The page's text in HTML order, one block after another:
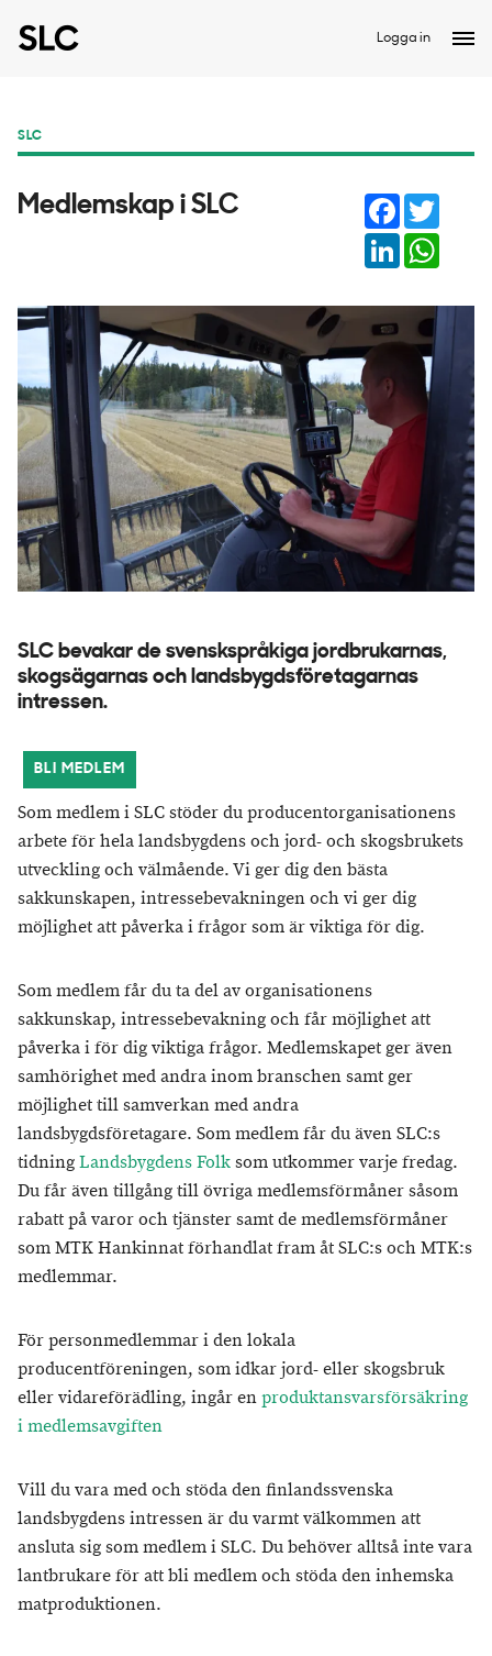
Logga in
SLC
Medlemskap i SLC Facebook
LinkedIn
SLC bevakar de svenskspråkiga jordbrukarnas,
skogsägarnas och landsbygdsföretagarnas
intressen.
BLI MEDLEM
Som medlem i SLC stöder du producentorganisationens
arbete för hela landsbygdens och jord- och skogsbrukets
utveckling och välmående. Vi ger dig den bästa
sakkunskapen, intressebevakningen och vi ger dig
möjlighet att påverka i frågor som är viktiga för dig.
Som medlem får du ta del av organisationens
sakkunskap, intressebevakning och får möjlighet att
påverka i för dig viktiga frågor. Medlemskapet ger även
samhörighet med andra inom branschen samt ger
möjlighet till samverkan med andra
landsbygdsföretagare. Som medlem får du även SLC:s
tidningLandsbygdens Folksom utkommer varje fredag.
Du får även tillgång till övriga medlemsförmåner såsom
rabatt på varor och tjänster samt de medlemsförmåner
som MTK Hankinnat förhandlat fram åt SLC:s och MTK:s
medlemmar.
För personmedlemmar i den lokala
producentföreningen, som idkar jord- eller skogsbruk
eller vidareförädling, ingår enproduktansvarsförsäkring
i medlemsavgiften
Vill du vara med och stöda den finlandssvenska
landsbygdens intressen är du varmt välkommen att
ansluta sig som medlem i SLC. Du behöver alltså inte vara
lantbrukare för att bli medlem och stöda den inhemska
matproduktionen.